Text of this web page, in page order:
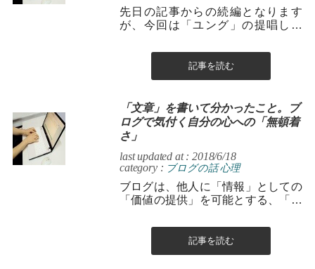
先日の記事からの続編となります
が、今回は「ユング」の提唱した
僕は、ブログを利用して「文章を書
く」というこ...記事を読む
「文章」を書いて分かったこと。ブ
ログで気付く自分の心への「無頓着
さ」
last updated at : 2018/6/18
category : ブログの話 心理
ブログは、他人に「情報」としての
「価値の提供」を可能とする、「身
的」な媒体。 有用な「発信ツール」
記事を読む